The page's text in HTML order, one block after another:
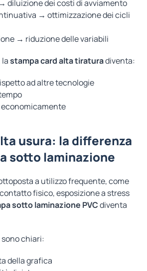
diluizione dei costi di avviamento
→ ottimizzazione dei cicli
→ riduzione delle variabili
stampa card alta tiraturadiventa:
ad altre tecnologie
usura: la differenza
sotto laminazione
a utilizzo frequente, come
fisico, esposizione a stress
sotto laminazione PVCdiventa
chiari:
della grafica